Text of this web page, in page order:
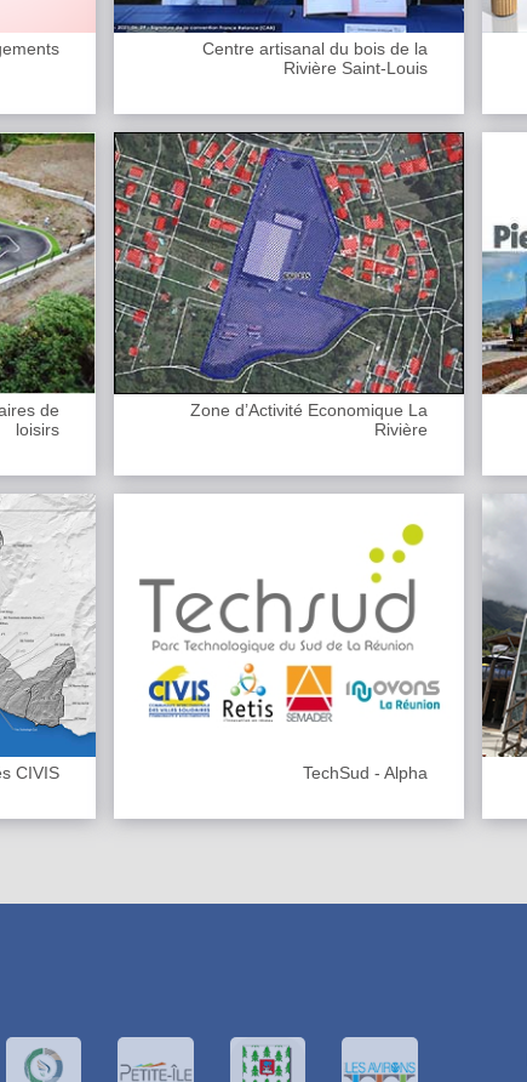
Centre artisanal du bois de la
Rivière Saint-Louis
de
loisirs
Zone d’Activité Economique La
Rivière
CIVIS TechSud - Alpha